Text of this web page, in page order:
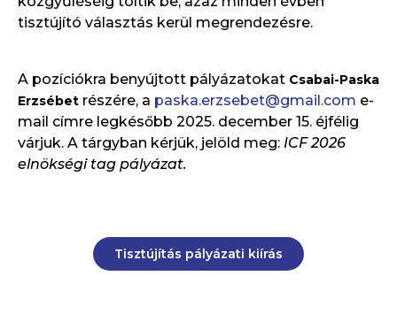
tisztújító választás kerül megrendezésre.
A pozíciókra benyújtott pályázatokat Csabai-Paska
Erzsébet részére, a paska.erzsebet@gmail.com e-
mail címre legkésőbb 2025. december 15. éjfélig
várjuk. A tárgyban kérjük, jelöld meg: ICF 2026
elnökségi tag pályázat.
Tisztújítás pályázati kiírás